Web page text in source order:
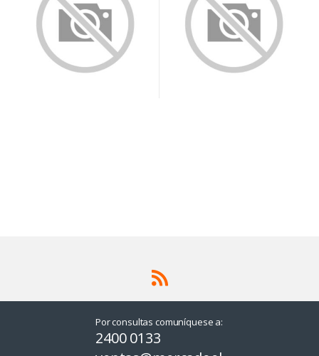
Por consultas comuníquese a:
2400 0133